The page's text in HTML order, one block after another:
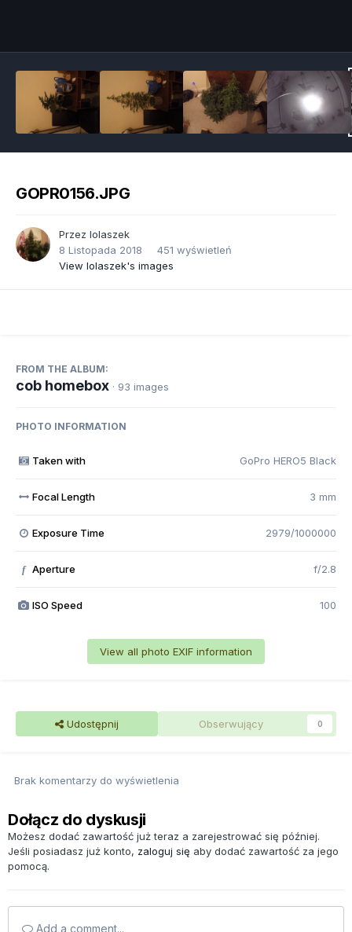
GOPR0156.JPG
Przez lolaszek
8 Listopada 2018
451 wyświetleń
View lolaszek's images
FROM THE ALBUM:
cob homebox · 93 images
PHOTO INFORMATION
Taken with GoPro HERO5 Black
Focal Length 3 mm
Exposure Time 2979/1000000
f Aperture f/2.8
ISO Speed 100
View all photo EXIF information
Udostępnij Obserwujący 0
Brak komentarzy do wyświetlenia
Dołącz do dyskusji
Możesz dodać zawartość już teraz a zarejestrować się później.
Jeśli posiadasz już konto, zaloguj się aby dodać zawartość za jego
pomocą.
Add a comment...